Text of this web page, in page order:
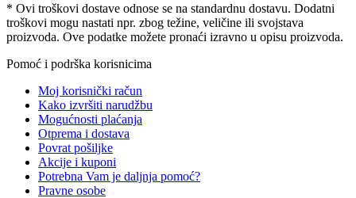
* Ovi troškovi dostave odnose se na standardnu ​​dostavu. Dodatni
troškovi mogu nastati npr. zbog težine, veličine ili svojstava
proizvoda. Ove podatke možete pronaći izravno u opisu proizvoda.
Pomoć i podrška korisnicima
Moj korisnički račun
Kako izvršiti narudžbu
Mogućnosti plaćanja
Otprema i dostava
Povrat pošiljke
Akcije i kuponi
Potrebna Vam je daljnja pomoć?
Pravne osobe